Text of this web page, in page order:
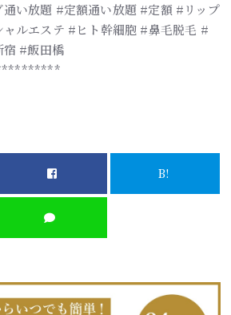
い放題 #定額通い放題 #定額 #リップ
ルエステ #ヒト幹細胞 #鼻毛脱毛 #
#飯田橋
B!